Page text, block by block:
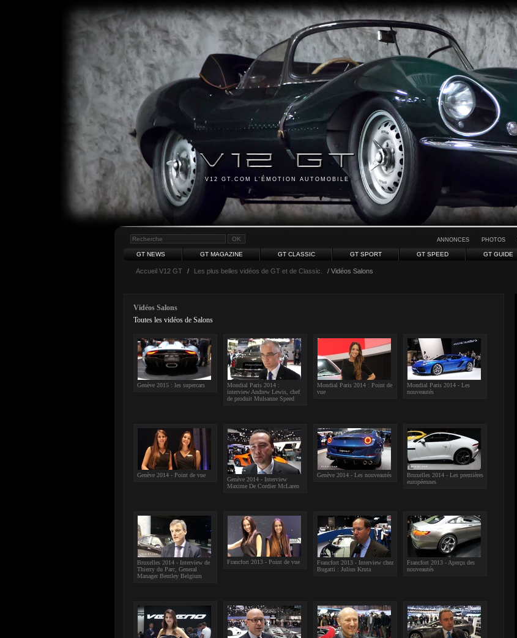
V12 GT.COM L'ÉMOTION AUTOMOBILE
ANNONCES PHOTOS
GT NEWS GT MAGAZINE GT CLASSIC GT SPORT GT SPEED GT GUIDE
Accueil V12 GT / Les plus belles vidéos de GT et de Classic. / Vidéos Salons
Vidéos Salons
Toutes les vidéos de Salons
Genève 2015 : les supercars
Mondial Paris 2014 :
interview Andrew Lewis, chef
de produit Mulsanne Speed
Mondial Paris 2014 : Point de
vue
Mondial Paris 2014 - Les
nouveautés
Genève 2014 - Point de vue
Genève 2014 - Interview
Maxime De Cordier McLaren
Genève 2014 - Les nouveautés
Bruxelles 2014 - Les premières
européennes
Bruxelles 2014 - Interview de
Thierry du Parc, General
Manager Bentley Belgium
Francfort 2013 - Point de vue
Francfort 2013 - Interview chez
Bugatti : Julius Kruta
Francfort 2013 - Aperçu des
nouveautés